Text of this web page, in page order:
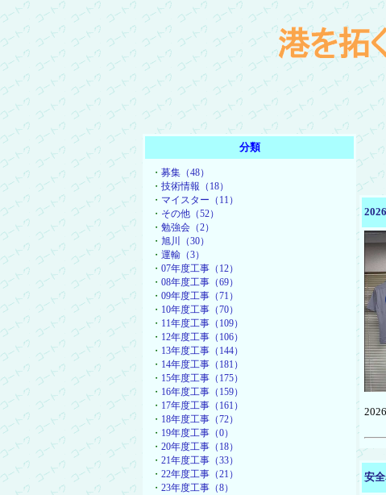
分類
・ 募集（48）
・ 技術情報（18）
・ マイスター（11）
・ その他（52）
・ 勉強会（2）
・ 旭川（30）
・ 運輸（3）
・ 07年度工事（12）
・ 08年度工事（69）
・ 09年度工事（71）
・ 10年度工事（70）
・ 11年度工事（109）
・ 12年度工事（106）
・ 13年度工事（144）
・ 14年度工事（181）
・ 15年度工事（175）
・ 16年度工事（159）
・ 17年度工事（161）
・ 18年度工事（72）
・ 19年度工事（0）
・ 20年度工事（18）
・ 21年度工事（33）
・ 22年度工事（21）
・ 23年度工事（8）
安全